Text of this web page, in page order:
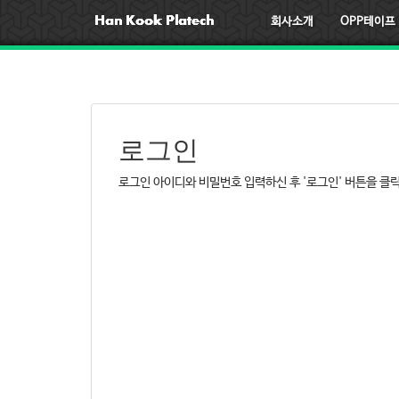
회사소개 OPP테이프
로그인
로그인 아이디와 비밀번호 입력하신 후 '로그인' 버튼을 클